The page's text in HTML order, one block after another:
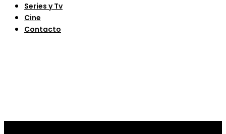
Series y Tv
Cine
Contacto